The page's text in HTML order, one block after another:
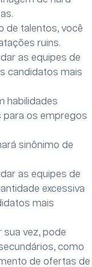
de talentos, você
ruins.
as equipes de
candidatos mais
habilidades
para os empregos
sinônimo de
as equipes de
excessiva
mais
vez, pode
como
de ofertas de